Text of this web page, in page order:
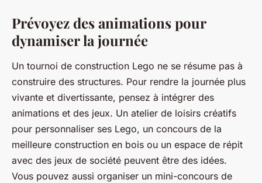
Prévoyez des animations pour
dynamiser la journée
Un tournoi de construction Lego ne se résume pas à
construire des structures. Pour rendre la journée plus
vivante et divertissante, pensez à intégrer des
animations et des jeux. Un atelier de loisirs créatifs
pour personnaliser ses Lego, un concours de la
meilleure construction en bois ou un espace de répit
avec des jeux de société peuvent être des idées.
Vous pouvez aussi organiser un mini-concours de